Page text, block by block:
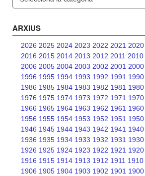
ARXIUS
2026 2025 2024 2023 2022 2021 2020
2016 2015 2014 2013 2012 2011 2010
2006 2005 2004 2003 2002 2001 2000
1996 1995 1994 1993 1992 1991 1990
1986 1985 1984 1983 1982 1981 1980
1976 1975 1974 1973 1972 1971 1970
1966 1965 1964 1963 1962 1961 1960
1956 1955 1954 1953 1952 1951 1950
1946 1945 1944 1943 1942 1941 1940
1936 1935 1934 1933 1932 1931 1930
1926 1925 1924 1923 1922 1921 1920
1916 1915 1914 1913 1912 1911 1910
1906 1905 1904 1903 1902 1901 1900